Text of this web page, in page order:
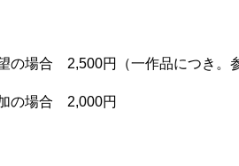
の場合 2,500円（一作品につき。
の場合 2,000円